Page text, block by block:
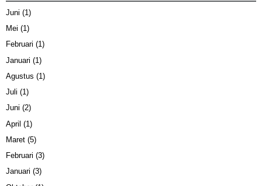
Juni (1)
Mei (1)
Februari (1)
Januari (1)
Agustus (1)
Juli (1)
Juni (2)
April (1)
Maret (5)
Februari (3)
Januari (3)